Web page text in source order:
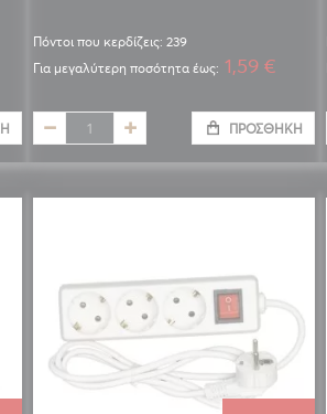
Πόντοι που κερδίζεις: 239
Για μεγαλύτερη ποσότητα έως: 1,59 €
ΠΡΟΣΘΉΚΗ